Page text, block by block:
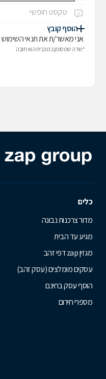
הוסף קובץ
אני מאשר/ת אתתנאי השימוש
*שדה שמסומן בכוכבית הוא חובה
כלים
מדור צרכנות נבונה
מגיע עד הבית
מגזין zap דפי זהב
עסקים מומלצים (עסק זהב)
הוסף עסק בחינם
מספרי חירום